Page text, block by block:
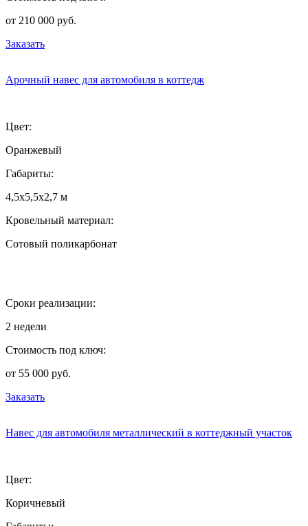
от 210 000 руб.
Заказать
Арочный навес для автомобиля в коттедж
Цвет:
Оранжевый
Габариты:
4,5х5,5х2,7 м
Кровельный материал:
Сотовый поликарбонат
Сроки реализации:
2 недели
Стоимость под ключ:
от 55 000 руб.
Заказать
Навес для автомобиля металлический в коттеджный участок
Цвет:
Коричневый